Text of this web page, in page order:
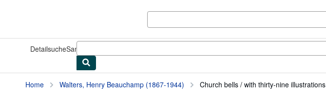
DetailsucheSammlungen
Home Walters, Henry Beauchamp (1867-1944) Church bells / with thirty-nine illustrations